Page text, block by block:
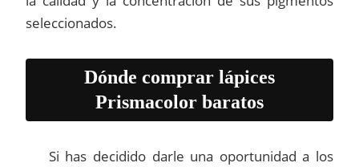
seleccionados.
Dónde comprar lápices
Prismacolor baratos
Si has decidido darle una oportunidad a los